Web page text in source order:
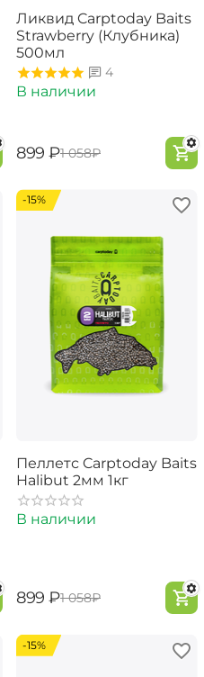
Ликвид Carptoday Baits
Strawberry (Клубника)
500мл
4
В наличии
‍899‍ ₽‍1 058‍₽
-15%
Пеллетс Carptoday Baits
Halibut 2мм 1кг
В наличии
‍899‍ ₽‍1 058‍₽
-15%